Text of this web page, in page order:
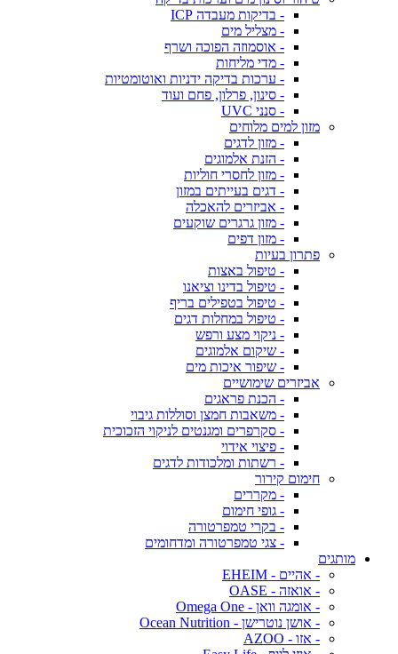
- בדיקות מעבדה ICP
- מצליל מים
- אוסמוזה הפוכה ושרף
- מדי מליחות
- ערכות בדיקה ידניות ואוטומטיות
- סינון, פרלון, פחם ועוד
- סנני UVC
מזון למים מלוחים
- מזון לדגים
- הזנת אלמוגים
- מזון לחסרי חוליות
- דגים בעייתים במזון
- אביזרים להאכלה
- מזון גרגרים שוקעים
- מזון דפים
פתרון בעיות
- טיפול באצות
- טיפול בדינו וציאנו
- טיפול בטפילים בריף
- טיפול במחלות דגים
- ניקוי מצע ורפש
- שיקום אלמוגים
- שיפור איכות מים
אביזרים שימושיים
- הכנת פראגים
- משאבות חמצן וסוללות גיבוי
- סקרפרים ומגנטים לניקוי הזכוכית
- פיצוי אידוי
- רשתות ומלכודות לדגים
חימום קירור
- מקררים
- גופי חימום
- בקרי טמפרטורה
- צגי טמפרטורה ומדחומים
מותגים
- אהיים - EHEIM
- אואזה - OASE
- אומגה וואן - Omega One
- אושן נוטרישן - Ocean Nutrition
- אזו - AZOO